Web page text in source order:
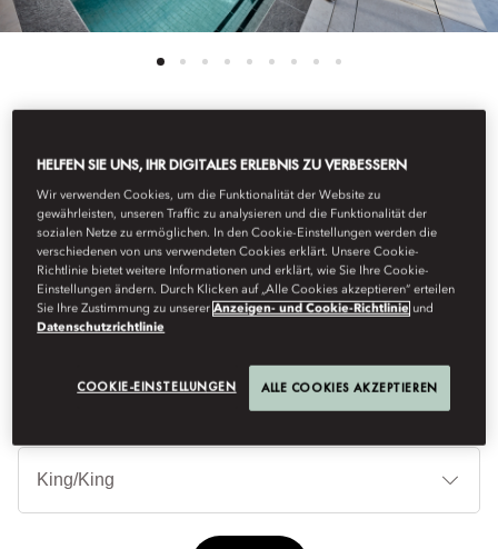
See All Rooms
ROYAL SUITE
Comfort and convenience is afforded in abundance with this
two-bedroom suite, featuring a private elevator, open-air
courtyard and a plunge pool for your relaxation.
HELFEN SIE UNS, IHR DIGITALES ERLEBNIS ZU VERBESSERN
Wir verwenden Cookies, um die Funktionalität der Website zu
gewährleisten, unseren Traffic zu analysieren und die Funktionalität der
sozialen Netze zu ermöglichen. In den Cookie-Einstellungen werden die
verschiedenen von uns verwendeten Cookies erklärt. Unsere Cookie-
Richtlinie bietet weitere Informationen und erklärt, wie Sie Ihre Cookie-
Einstellungen ändern. Durch Klicken auf „Alle Cookies akzeptieren“ erteilen
Sie Ihre Zustimmung zu unsererAnzeigen- und Cookie-Richtlinie und
Datenschutzrichtlinie
COOKIE-EINSTELLUNGEN ALLE COOKIES AKZEPTIEREN